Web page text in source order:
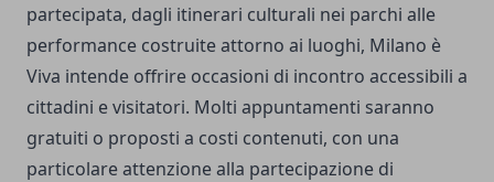
partecipata, dagli itinerari culturali nei parchi alle
performance costruite attorno ai luoghi, Milano è
Viva intende offrire occasioni di incontro accessibili a
cittadini e visitatori. Molti appuntamenti saranno
gratuiti o proposti a costi contenuti, con una
particolare attenzione alla partecipazione di